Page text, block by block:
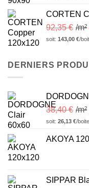
CORTEN
92,35€ /m²
soit: 143,00 €/
DERNIERS
38,40€ /m²
soit: 26,13 €/boite
AKOYA
SIPPAR